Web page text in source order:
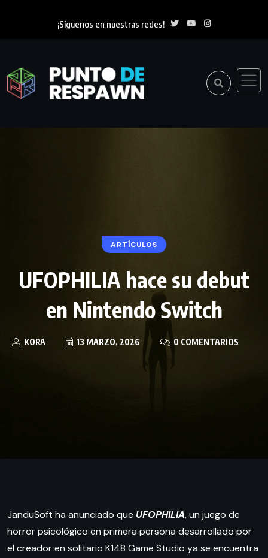
¡Síguenos en nuestras redes!
ARTÍCULOS
UFOPHILIA hace su debut
en Nintendo Switch
KORA 13 MARZO, 2026 0 COMENTARIOS
JanduSoft ha anunciado que UFOPHILIA, un juego de
horror psicológico en primera persona desarrollado por
el creador en solitario K148 Game Studio ya se encuentra